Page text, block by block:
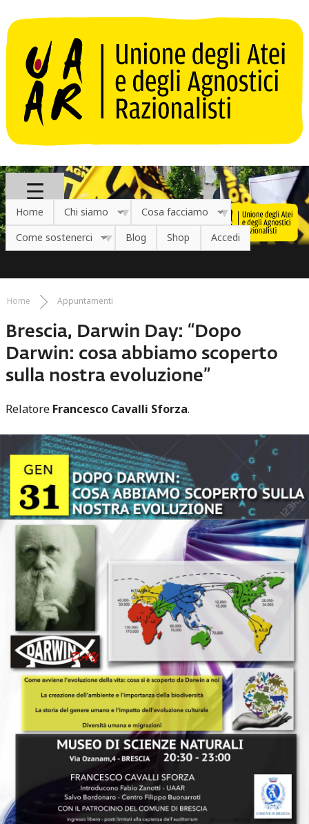
Home Chi siamo
Cosa facciamo
Come sostenerci
Blog Shop Accedi
Tu sei qui
Home Appuntamenti
Brescia, Darwin Day: “Dopo
Darwin: cosa abbiamo scoperto
sulla nostra evoluzione”
Relatore Francesco Cavalli Sforza.